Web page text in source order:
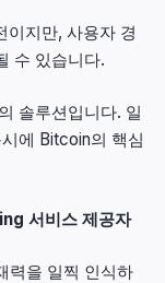
지만, 사용자 경
수 있습니다.
솔루션입니다. 일
에 Bitcoin의 핵심
서비스 제공자
력을 일찍 인식하